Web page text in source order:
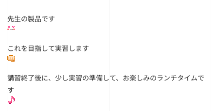
先生の製品です
これを目指して実習します
講習終了後に、少し実習の準備して、お楽しみのランチタイムで
す